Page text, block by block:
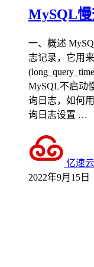
MySQL
一、概述
志记录，它用
MySQL不启动
询日志，如何
询日志设置 …
亿速云
2022年9月15日